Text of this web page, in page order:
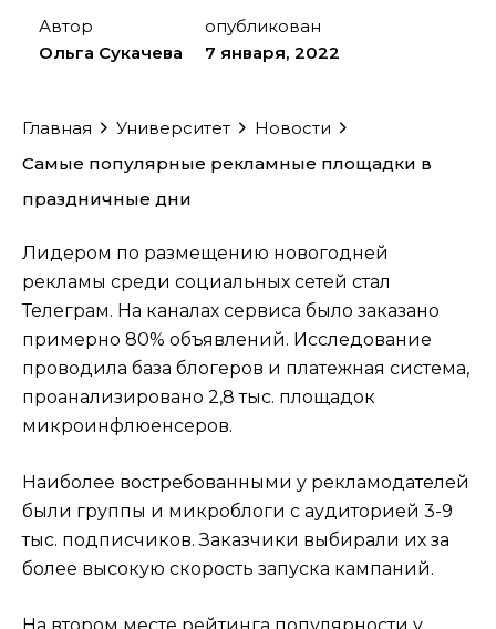
Автор
Ольга Сукачева
опубликован
7 января, 2022
Главная Университет
Новости
Самые популярные рекламные площадки в
праздничные дни
Лидером по размещению новогодней
рекламы среди социальных сетей стал
Телеграм. На каналах сервиса было заказано
примерно 80% объявлений. Исследование
проводила база блогеров и платежная система,
проанализировано 2,8 тыс. площадок
микроинфлюенсеров.
Наиболее востребованными у рекламодателей
были группы и микроблоги с аудиторией 3-9
тыс. подписчиков. Заказчики выбирали их за
более высокую скорость запуска кампаний.
На втором месте рейтинга популярности у